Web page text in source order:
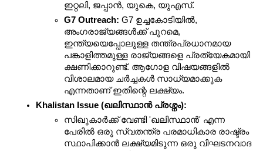
ഇറ്റലി, ജപ്പാൻ, യുകെ, യുഎസ്.
G7 Outreach: G7 ഉച്ചകോടിയിൽ,
അംഗരാജ്യങ്ങൾക്ക് പുറമെ,
ഇന്ത്യയെപ്പോലുള്ള തന്ത്രപ്രധാനമായ
പങ്കാളിത്തമുള്ള രാജ്യങ്ങളെ പ്രത്യേകമായി
ക്ഷണിക്കാറുണ്ട്. ആഗോള വിഷയങ്ങളിൽ
വിശാലമായ ചർച്ചകൾ സാധ്യമാക്കുക
എന്നതാണ് ഇതിന്റെ ലക്ഷ്യം.
Khalistan Issue (ഖലിസ്ഥാൻ പ്രശ്നം):
സിഖുകാർക്ക് വേണ്ടി 'ഖലിസ്ഥാൻ' എന്ന
പേരിൽ ഒരു സ്വതന്ത്ര പരമാധികാര രാഷ്ട്രം
സ്ഥാപിക്കാൻ ലക്ഷ്യമിടുന്ന ഒരു വിഘടനവാദ